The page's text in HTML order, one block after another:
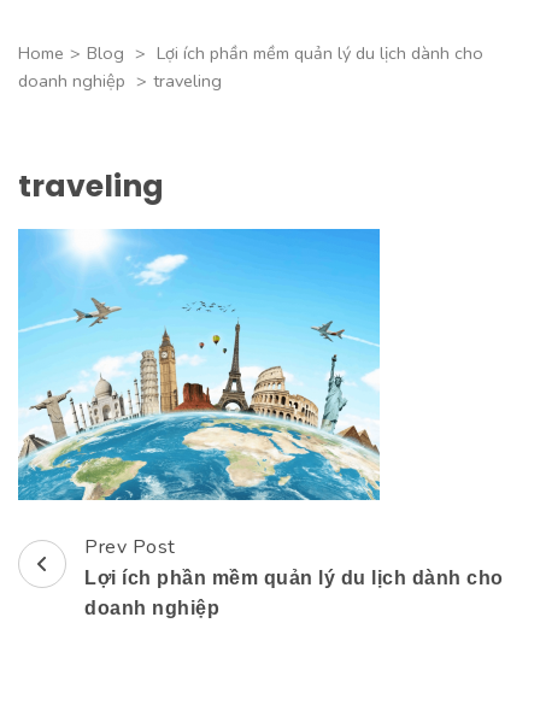
Home > Blog > Lợi ích phần mềm quản lý du lịch dành cho
doanh nghiệp > traveling
traveling
Post
Navigation
Prev Post
Lợi ích phần mềm quản lý du lịch dành cho
doanh nghiệp